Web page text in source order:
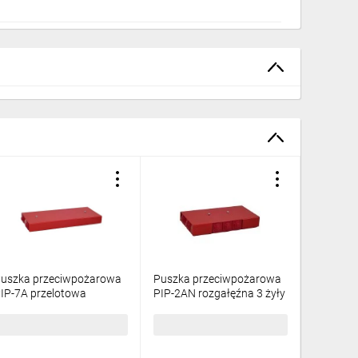
przeciwpożarowa
7A przelotowa
Puszka przeciwpożarowa
PIP-2AN rozgałęźna 3 żyły